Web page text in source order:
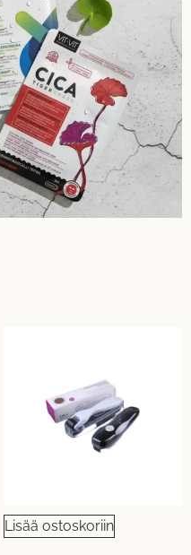
Lisää ostoskoriin